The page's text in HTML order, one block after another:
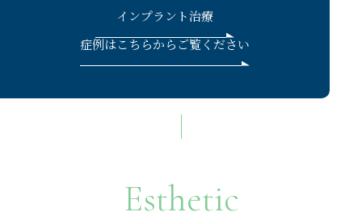
インプラント治療
症例はこちらからご覧ください
Esthetic